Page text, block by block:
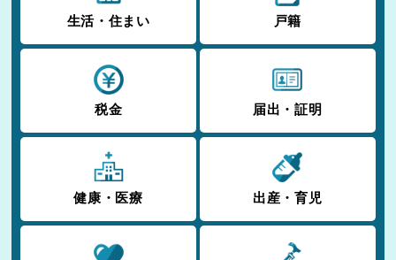
生活・住まい 戸籍
税金 届出・証明
健康・医療 出産・育児